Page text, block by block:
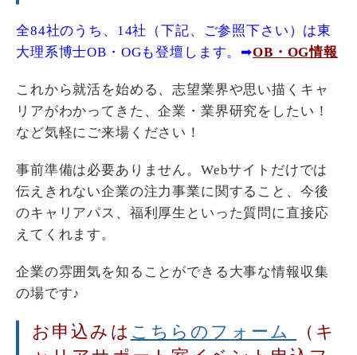
全84社のうち、14社（下記、ご参照下さい）は東
大理系博士OB・OGも登壇します。➡OB・OG情報
これから就活を始める、志望業界や思い描くキャ
リアがわかってきた、企業・業界研究をしたい！
など気軽にご来場ください！
事前準備は必要ありません。Webサイトだけでは
伝えきれない企業の注力事業に関すること、今後
のキャリアパス、福利厚生といった質問に直接応
えてくれます。
企業の雰囲気を知ることができる大事な情報収集
の場です♪
お申込みは こちらのフ ォーム
（キ